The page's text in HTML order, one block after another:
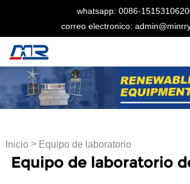
whatsapp: 0086-
correo electronico:
Inicio> Equipo de laboratorio
de PCB
Equipo de laboratorio